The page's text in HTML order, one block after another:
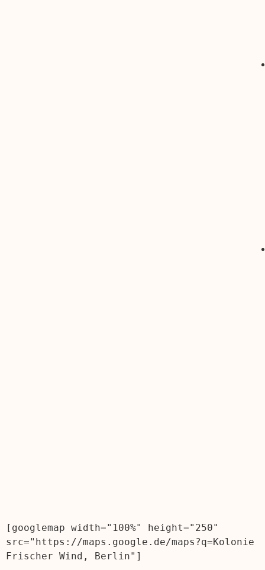
[googlemap width="100%" height="250"
src="https://maps.google.de/maps?q=Kolonie
Frischer Wind, Berlin"]